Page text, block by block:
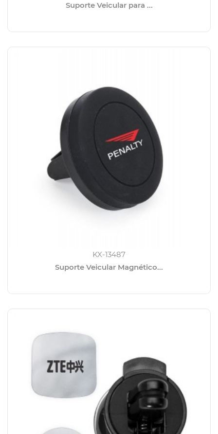
Suporte Veicular para ...
KX-13487
Suporte Veicular Magnético...